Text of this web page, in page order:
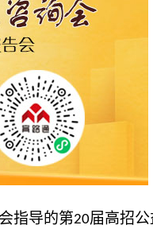
指导的第20届高招